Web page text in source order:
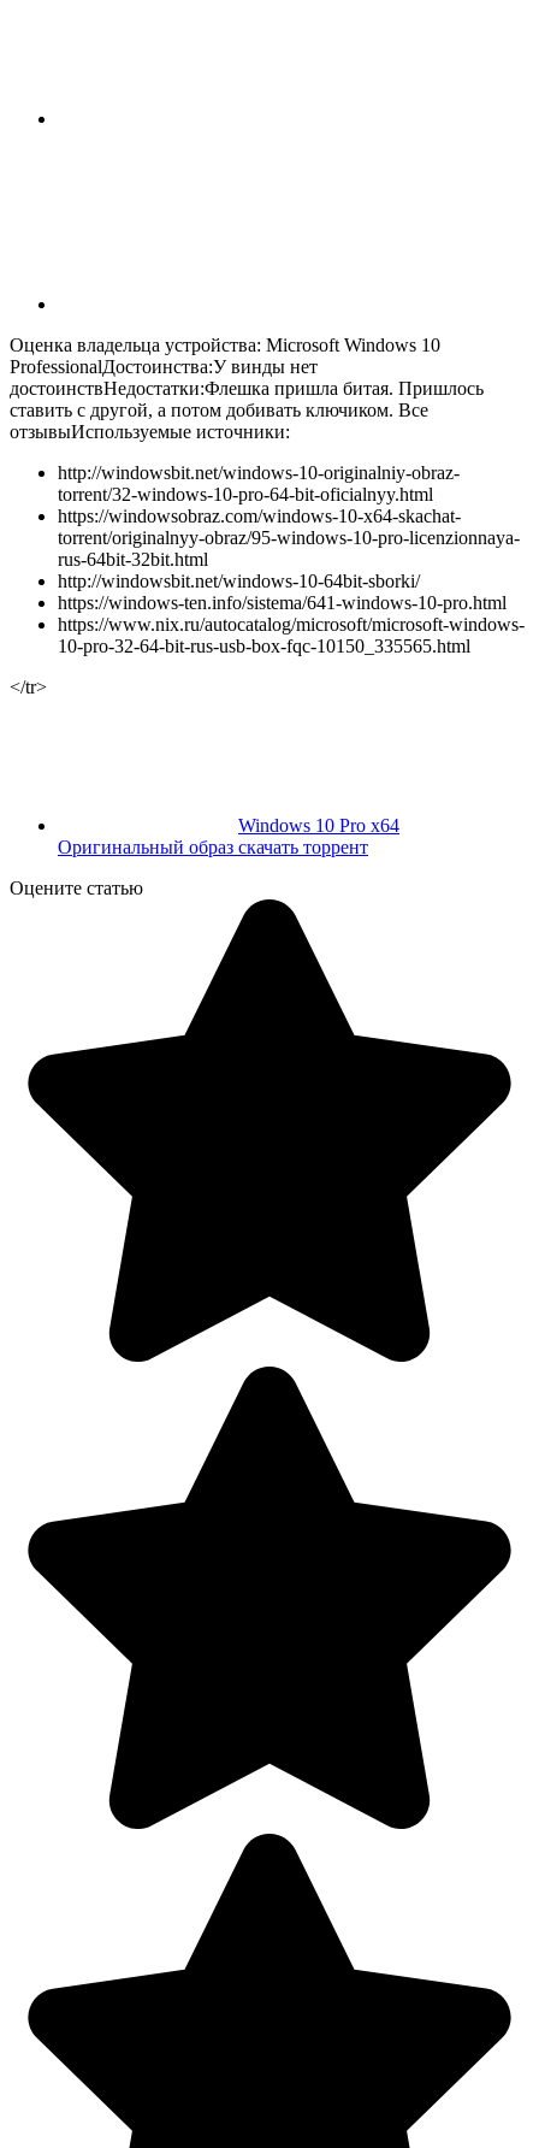
Оценка владельца устройства: Microsoft Windows 10
ProfessionalДостоинства:У винды нет
достоинствНедостатки:Флешка пришла битая. Пришлось
ставить с другой, а потом добивать ключиком. Все
отзывыИспользуемые источники:
http://windowsbit.net/windows-10-originalniy-obraz-
torrent/32-windows-10-pro-64-bit-oficialnyy.html
https://windowsobraz.com/windows-10-x64-skachat-
torrent/originalnyy-obraz/95-windows-10-pro-licenzionnaya-
rus-64bit-32bit.html
http://windowsbit.net/windows-10-64bit-sborki/
https://windows-ten.info/sistema/641-windows-10-pro.html
https://www.nix.ru/autocatalog/microsoft/microsoft-windows-
10-pro-32-64-bit-rus-usb-box-fqc-10150_335565.html
</tr>
Windows 10 Pro x64
Оригинальный образ скачать торрент
Оцените статью